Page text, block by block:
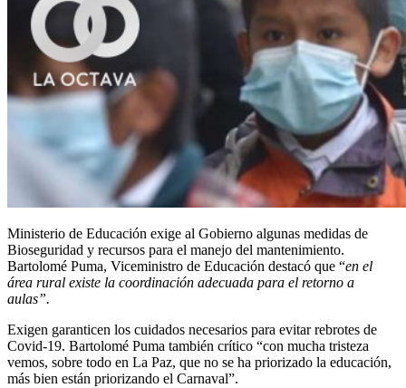
Ministerio de Educación exige al Gobierno algunas medidas de
Bioseguridad y recursos para el manejo del mantenimiento.
Bartolomé Puma, Viceministro de Educación destacó que “en el
área rural existe la coordinación adecuada para el retorno a
aulas”.
Exigen garanticen los cuidados necesarios para evitar rebrotes de
Covid-19. Bartolomé Puma también crítico “con mucha tristeza
vemos, sobre todo en La Paz, que no se ha priorizado la educación,
más bien están priorizando el Carnaval”.